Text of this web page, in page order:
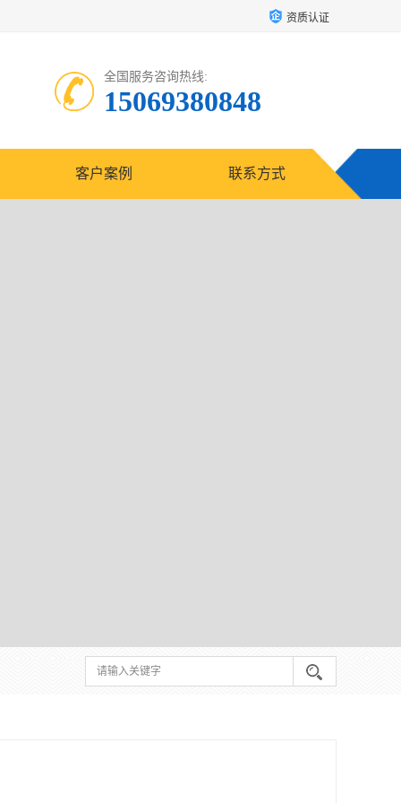
资质认证
全国服务咨询热线:
15069380848
客户案例 联系方式